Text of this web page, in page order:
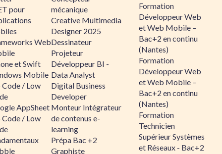
pour
Web
et Swift
Mobile
/ Low
AppSheet
/ Low
mécanique
Creative Multimedia
Designer 2025
Dessinateur
Projeteur
Développeur BI -
Data Analyst
Digital Business
Developer
Monteur Intégrateur
de contenus e-
learning
Prépa Bac +2
Graphiste
Formation
Développeur Web
et Web Mobile –
Bac+2 en continu
(Nantes)
Formation
Développeur Web
et Web Mobile –
Bac+2 en continu
(Nantes)
Formation
Technicien
Supérieur Systèmes
et Réseaux - Bac+2